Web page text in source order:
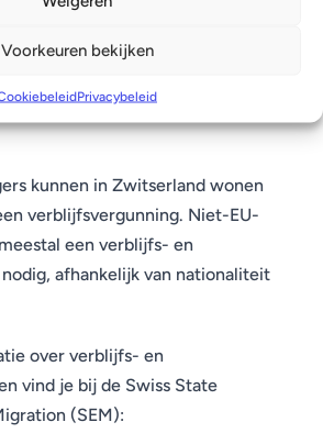
Voorkeuren bekijken
Privacybeleid
kunnen in Zwitserland wonen
verblijfsvergunning. Niet-EU-
een verblijfs- en
afhankelijk van nationaliteit
over verblijfs- en
vind je bij de Swiss State
(SEM):